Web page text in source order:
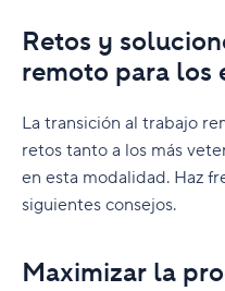
Retos y
remoto para los
La transición al trabajo
retos tanto a los más
en esta modalidad. Haz
siguientes consejos.
Maximizar la